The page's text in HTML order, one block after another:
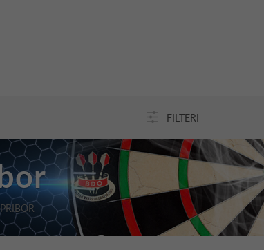
FILTERI